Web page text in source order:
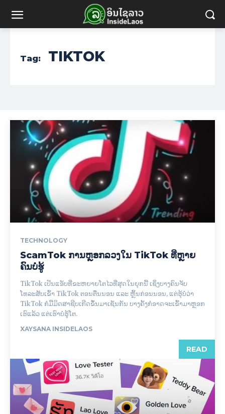
Tag: TIKTOK
TECHNOLOGY
ScamTok ການຫຼອກລວງໃນ TikTok ທີ່ຫຼາຍ
ຄົນບໍ່ຮູ້
TikTok ເປັນແອັບທີ່ຂະຫຍາຍໂຕໄວທີ່ສຸດໃນຍຸກນີ້ ເຊິ່ງບາງຄົນຈັບ
ໂທລະສັບເຂົ້າ TikTok ຕອນຕື່ນນອນ ແລະ ຫຼິ້ນກ່ອນນອນ, ແຕ່ຮຸ້ບໍ່ວ່າ
TikTok ກໍມີິມິດສາຊີບເກີດຂຶ້ນມາເຊັ່ນກັນ ບາງຄັ້ງກໍອາດຈະເຂົ້າມາຫຼອກ
ເຮົແລ້ວ ແຕ່ເຮົາບໍ່ຮູ້ໂຕ.
XAYSANA INSIDELAOS
READ